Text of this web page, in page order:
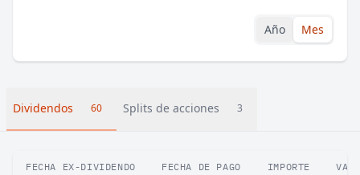
Año Mes
Dividendos 60 Splits de acciones 3
FECHA EX-DIVIDENDO FECHA DE PAGO IMPORTE